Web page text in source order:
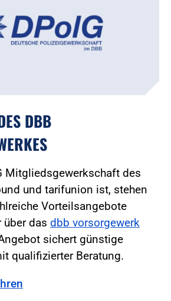
DBB
Mitgliedsgewerkschaft des
und tarifunion ist, stehen
Vorteilsangebote
über das dbb vorsorgewerk
sichert günstige
qualifizierter Beratung.